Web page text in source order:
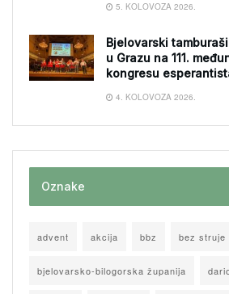
5. KOLOVOZA 2026.
Bjelovarski
u Grazu na 111.
kongresu
4. KOLOVOZA 2026.
Oznake
advent akcija bbz bez struje
bjelovarsko-bilogorska županija